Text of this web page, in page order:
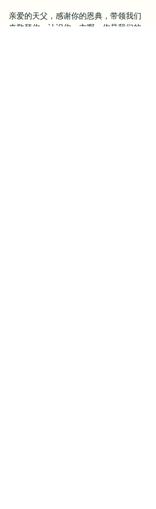
亲爱的天父，感谢你的恩典，带领我们
来敬拜你，认识你。主啊，你是我们的